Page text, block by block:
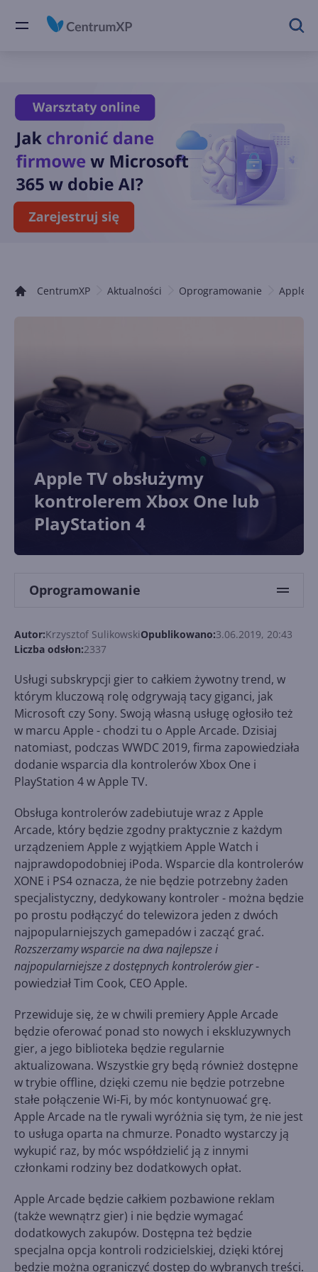
CentrumXP Aktualności Oprogramowanie Apple
Apple TV obsłużymy
kontrolerem Xbox One lub
PlayStation 4
Oprogramowanie
Autor:Krzysztof SulikowskiOpublikowano:3.06.2019, 20:43
Liczba odsłon:2337
Usługi subskrypcji gier to całkiem żywotny trend, w
którym kluczową rolę odgrywają tacy giganci, jak
Microsoft czy Sony. Swoją własną usługę ogłosiło też
w marcu Apple - chodzi tu o Apple Arcade. Dzisiaj
natomiast, podczas WWDC 2019, firma zapowiedziała
dodanie wsparcia dla kontrolerów Xbox One i
PlayStation 4 w Apple TV.
Obsługa kontrolerów zadebiutuje wraz z Apple
Arcade, który będzie zgodny praktycznie z każdym
urządzeniem Apple z wyjątkiem Apple Watch i
najprawdopodobniej iPoda. Wsparcie dla kontrolerów
XONE i PS4 oznacza, że nie będzie potrzebny żaden
specjalistyczny, dedykowany kontroler - można będzie
po prostu podłączyć do telewizora jeden z dwóch
najpopularniejszych gamepadów i zacząć grać.
Rozszerzamy wsparcie na dwa najlepsze i
najpopularniejsze z dostępnych kontrolerów gier-
powiedział Tim Cook, CEO Apple.
Przewiduje się, że w chwili premiery Apple Arcade
będzie oferować ponad sto nowych i ekskluzywnych
gier, a jego biblioteka będzie regularnie
aktualizowana. Wszystkie gry będą również dostępne
w trybie offline, dzięki czemu nie będzie potrzebne
stałe połączenie Wi-Fi, by móc kontynuować grę.
Apple Arcade na tle rywali wyróżnia się tym, że nie jest
to usługa oparta na chmurze. Ponadto wystarczy ją
wykupić raz, by móc współdzielić ją z innymi
członkami rodziny bez dodatkowych opłat.
Apple Arcade będzie całkiem pozbawione reklam
(także wewnątrz gier) i nie będzie wymagać
dodatkowych zakupów. Dostępna też będzie
specjalna opcja kontroli rodzicielskiej, dzięki której
będzie można ograniczyć dostęp do wybranych treści.